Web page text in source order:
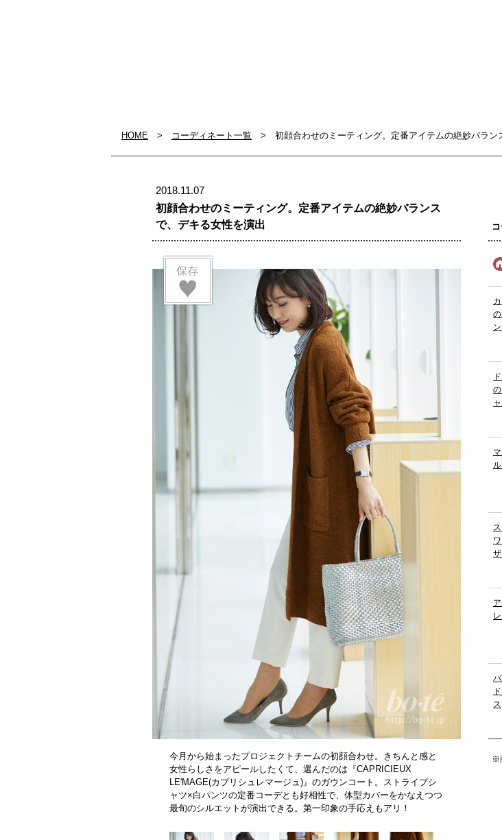
HOME > コーディネート一覧 > 初顔合わせのミーティング。定番アイテムの絶妙バラン
2018.11.07
初顔合わせのミーティング。定番アイテムの絶妙バランス
で、デキる女性を演出
今月から始まったプロジェクトチームの初顔合わせ。きちんと感と
女性らしさをアピールしたくて、選んだのは『CAPRICIEUX
LE'MAGE(カプリシュレマージュ)』のガウンコート。ストライプシ
ャツ×白パンツの定番コーデとも好相性で、体型カバーをかなえつつ
最旬のシルエットが演出できる。第一印象の手応えもアリ！
ス
※